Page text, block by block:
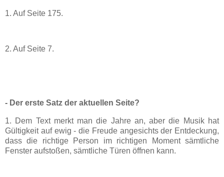
1. Auf Seite 175.
2. Auf Seite 7.
- Der erste Satz der aktuellen Seite?
1. Dem Text merkt man die Jahre an, aber die Musik hat
Gültigkeit auf ewig - die Freude angesichts der Entdeckung,
dass die richtige Person im richtigen Moment sämtliche
Fenster aufstoßen, sämtliche Türen öffnen kann.